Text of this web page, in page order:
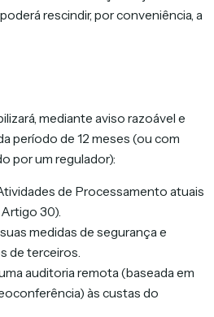
rescindir, por conveniência, a
mediante aviso razoável e
período de 12 meses (ou com
por um regulador):
de Processamento atuais
30).
medidas de segurança e
de terceiros.
auditoria remota (baseada em
às custas do